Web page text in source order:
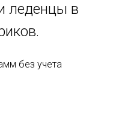
леденцы в
без учета